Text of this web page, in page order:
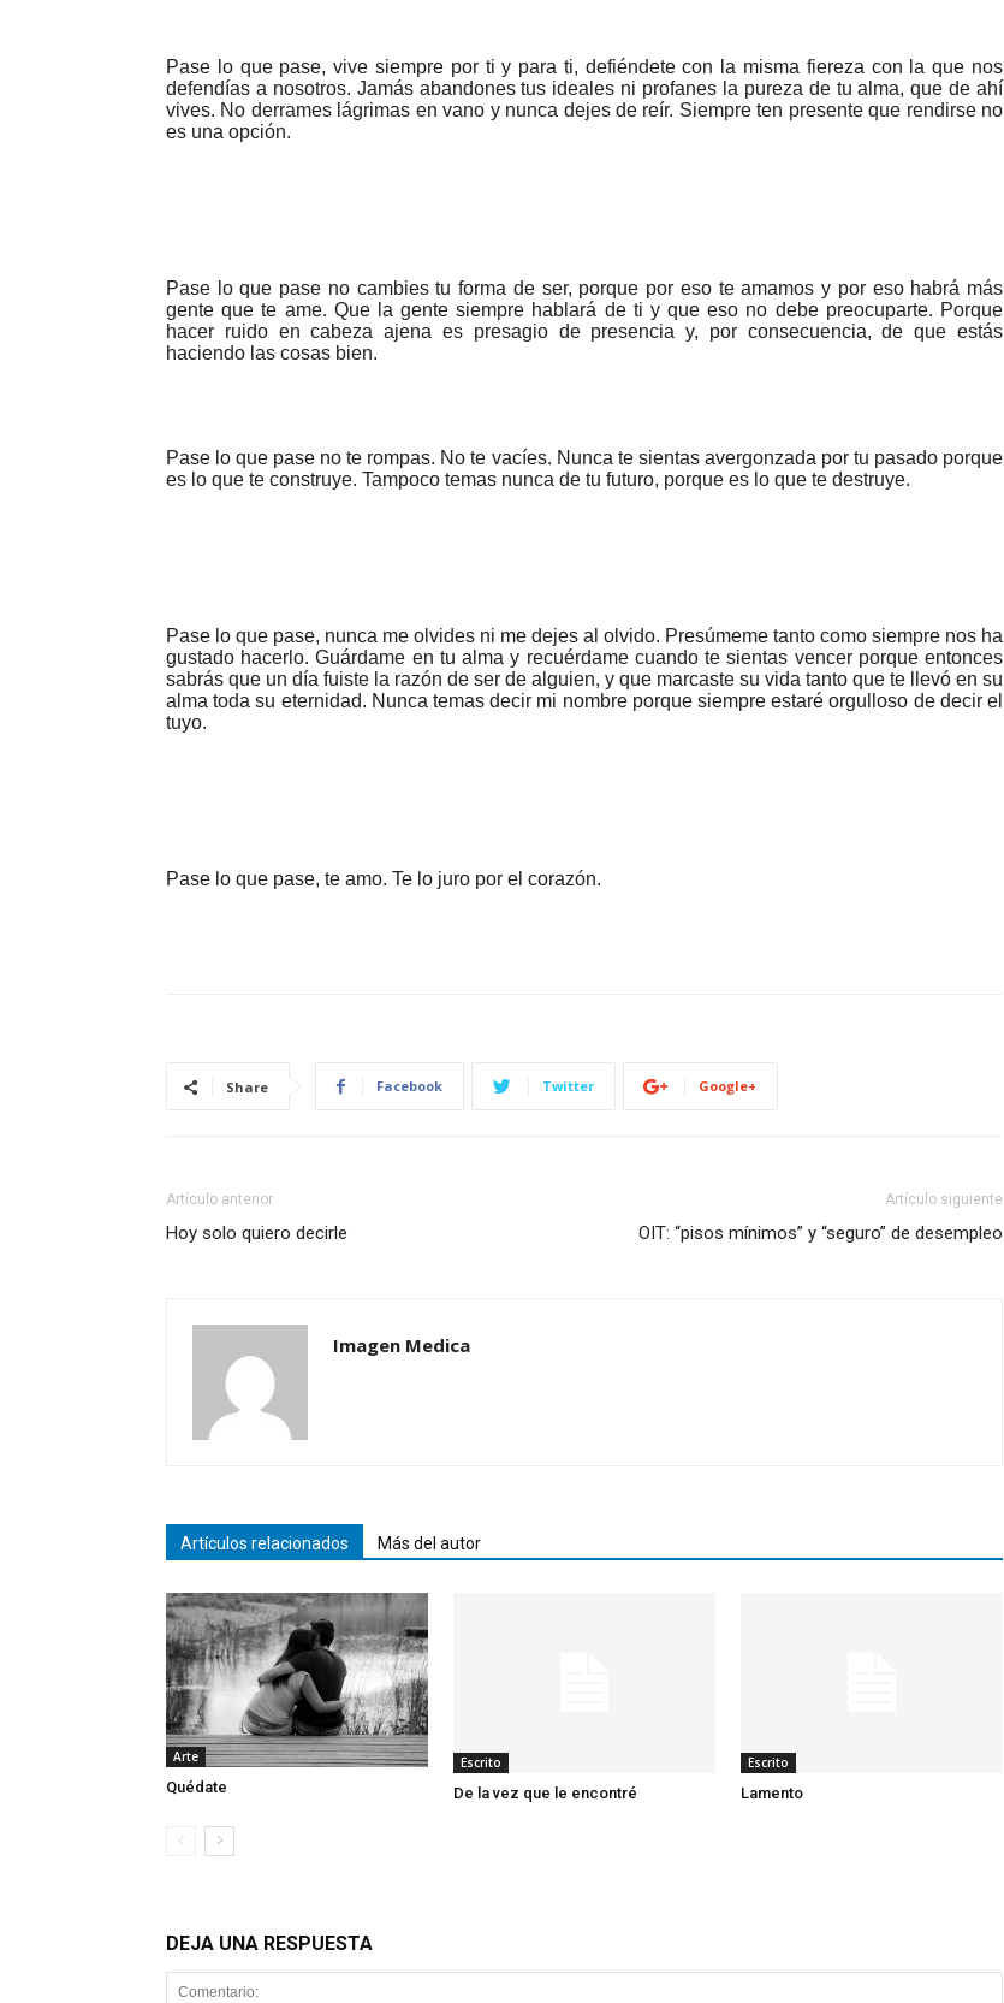
Pase lo que pase, vive siempre por ti y para ti, defiéndete con la misma fiereza con la que nos
defendías a nosotros. Jamás abandones tus ideales ni profanes la pureza de tu alma, que de ahí
vives. No derrames lágrimas en vano y nunca dejes de reír. Siempre ten presente que rendirse no
es una opción.
Pase lo que pase no cambies tu forma de ser, porque por eso te amamos y por eso habrá más
gente que te ame. Que la gente siempre hablará de ti y que eso no debe preocuparte. Porque
hacer ruido en cabeza ajena es presagio de presencia y, por consecuencia, de que estás
haciendo las cosas bien.
Pase lo que pase no te rompas. No te vacíes. Nunca te sientas avergonzada por tu pasado porque
es lo que te construye. Tampoco temas nunca de tu futuro, porque es lo que te destruye.
Pase lo que pase, nunca me olvides ni me dejes al olvido. Presúmeme tanto como siempre nos ha
gustado hacerlo. Guárdame en tu alma y recuérdame cuando te sientas vencer porque entonces
sabrás que un día fuiste la razón de ser de alguien, y que marcaste su vida tanto que te llevó en su
alma toda su eternidad. Nunca temas decir mi nombre porque siempre estaré orgulloso de decir el
tuyo.
Pase lo que pase, te amo. Te lo juro por el corazón.
Share Facebook Twitter Google+
Artículo anterior
Hoy solo quiero decirle
Artículo siguiente
OIT: “pisos mínimos” y “seguro” de desempleo
Imagen Medica
Artículos relacionados Más del autor
Arte
Quédate
Escrito
De la vez que le encontré
Escrito
Lamento
DEJA UNA RESPUESTA